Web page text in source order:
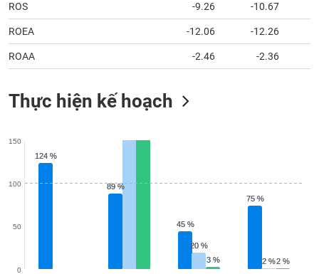
ROS -9.26 -10.67
ROEA -12.06 -12.26
ROAA -2.46 -2.36
Thực hiện kế hoạch
124 %
124 %
89 %
89 %
45 %
45 %
75 %
75 %
20 %
20 %
2 %
2 %
3 %
3 % 2 %
2 %
0
50
100
150